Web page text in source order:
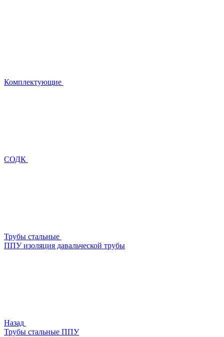
Комплектующие
СОДК
Трубы стальные
ППУ изоляция давальческой трубы
Назад
Трубы стальные ППУ